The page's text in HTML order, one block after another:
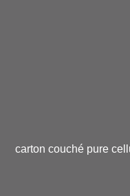
carton couché pure